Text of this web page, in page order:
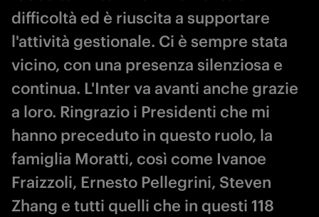
difficoltà ed è riuscita a supportare
l'attività gestionale. Ci è sempre stata
vicino, con una presenza silenziosa e
continua. L'Inter va avanti anche grazie
a loro. Ringrazio i Presidenti che mi
hanno preceduto in questo ruolo, la
famiglia Moratti, così come Ivanoe
Fraizzoli, Ernesto Pellegrini, Steven
Zhang e tutti quelli che in questi 118